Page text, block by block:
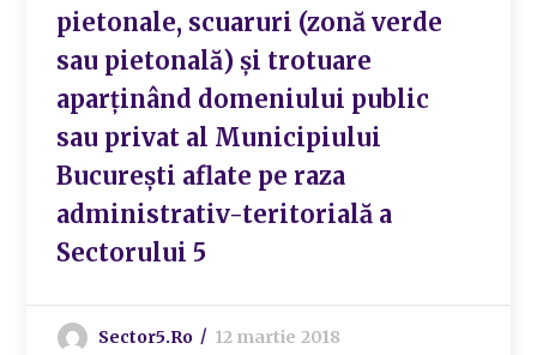
pietonale, scuaruri (zonă verde
sau pietonală) și trotuare
aparținând domeniului public
sau privat al Municipiului
București aflate pe raza
administrativ-teritorială a
Sectorului 5
Sector5.ro 12 martie 2018